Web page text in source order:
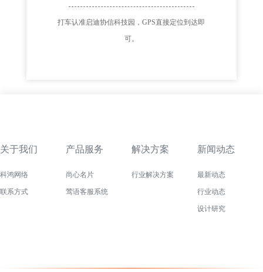
打车认准启迪协信科技园，GPS直接定位到达即
可。
关于我们
科鸿网络
联系方式
产品服务
尚心名片
莺语客服系统
解决方案
行业解决方案
新闻动态
最新动态
行业动态
设计研究